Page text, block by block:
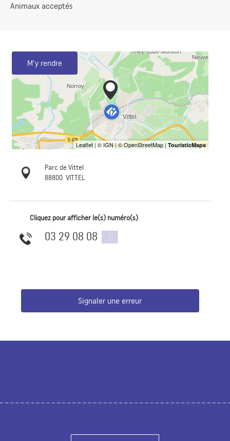
Animaux acceptés
M'y rendre
Parc de Vittel
88800 VITTEL
Cliquez pour afficher le(s) numéro(s)
03 29 08 08 ▒▒
Signaler une erreur